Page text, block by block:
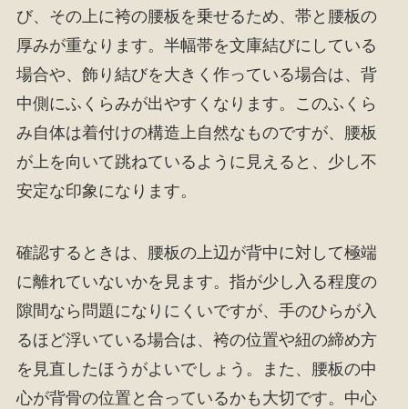
び、その上に袴の腰板を乗せるため、帯と腰板の
厚みが重なります。半幅帯を文庫結びにしている
場合や、飾り結びを大きく作っている場合は、背
中側にふくらみが出やすくなります。このふくら
み自体は着付けの構造上自然なものですが、腰板
が上を向いて跳ねているように見えると、少し不
安定な印象になります。
確認するときは、腰板の上辺が背中に対して極端
に離れていないかを見ます。指が少し入る程度の
隙間なら問題になりにくいですが、手のひらが入
るほど浮いている場合は、袴の位置や紐の締め方
を見直したほうがよいでしょう。また、腰板の中
心が背骨の位置と合っているかも大切です。中心